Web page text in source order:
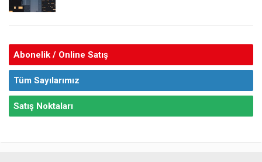
Abonelik / Online Satış
Tüm Sayılarımız
Satış Noktaları